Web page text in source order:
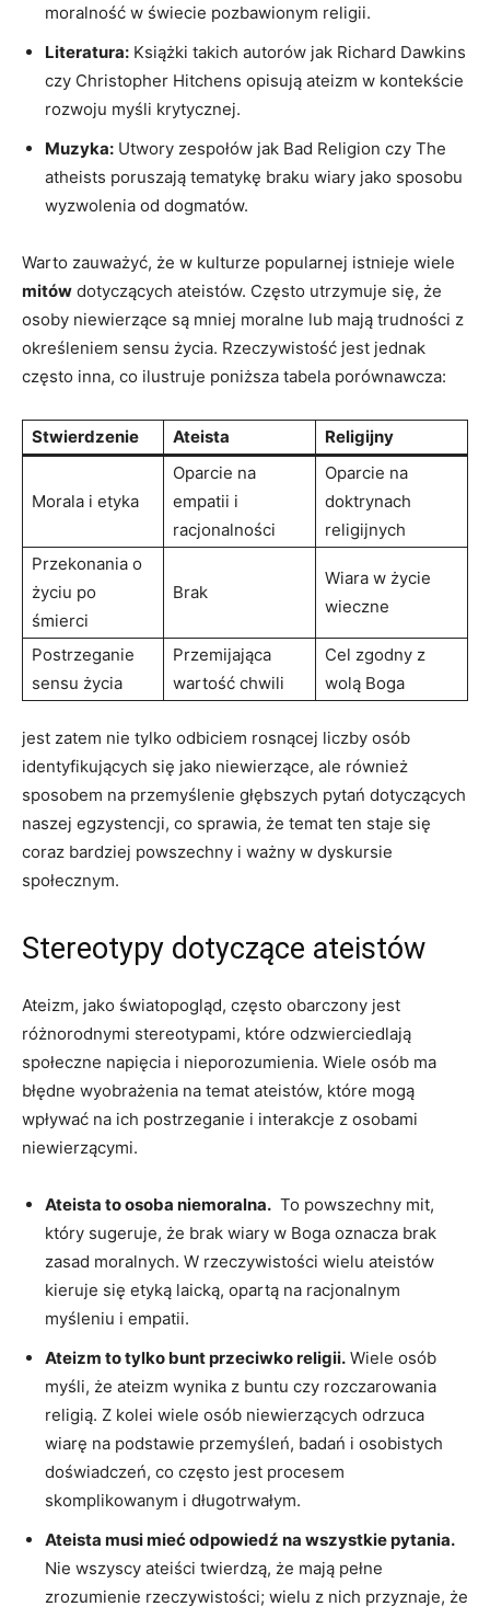
moralność w ⁢świecie pozbawionym religii.
Literatura: ​Książki takich autorów jak Richard Dawkins
czy Christopher Hitchens opisują⁣ ateizm w kontekście
rozwoju​ myśli⁢ krytycznej.
Muzyka: Utwory zespołów jak Bad Religion czy The
atheists poruszają tematykę braku wiary jako sposobu
wyzwolenia od dogmatów.
Warto zauważyć, że w kulturze popularnej istnieje wiele
mitów dotyczących ateistów. ​Często utrzymuje się, że
osoby niewierzące są mniej moralne lub mają⁢ trudności z
określeniem sensu‌ życia. Rzeczywistość jest jednak
często inna, co ilustruje poniższa tabela porównawcza:
Stwierdzenie Ateista Religijny
Morala i etyka
Oparcie na
empatii i
racjonalności
Oparcie na
doktrynach
religijnych
Przekonania o
życiu ‌po
śmierci
Brak
Wiara w życie
wieczne
Postrzeganie
sensu życia
Przemijająca
wartość chwili
Cel zgodny z
wolą Boga
jest zatem nie tylko odbiciem rosnącej liczby osób
identyfikujących się jako niewierzące, ale również
sposobem na przemyślenie głębszych pytań dotyczących
naszej egzystencji, co sprawia, że temat ten staje się
coraz bardziej powszechny i ważny w dyskursie⁤
społecznym.
Stereotypy dotyczące ateistów
Ateizm, jako światopogląd, często obarczony⁤ jest
różnorodnymi stereotypami, które odzwierciedlają
społeczne napięcia i nieporozumienia. Wiele osób ‍ma
błędne wyobrażenia na temat ateistów, ​które mogą⁤
wpływać na ich postrzeganie i interakcje z osobami
niewierzącymi.
Ateista to osoba niemoralna. ⁣ To ⁣powszechny mit,
który sugeruje, że ‍brak wiary w Boga oznacza brak
zasad moralnych. W rzeczywistości wielu ateistów
kieruje się etyką laicką, opartą na racjonalnym
myśleniu i⁤ empatii.
Ateizm to tylko bunt przeciwko religii. Wiele osób
myśli, że ateizm wynika z buntu czy rozczarowania
religią. Z kolei wiele osób niewierzących odrzuca
wiarę⁢ na podstawie przemyśleń,‍ badań i osobistych
doświadczeń, co często jest procesem
skomplikowanym i długotrwałym.
Ateista musi mieć odpowiedź na wszystkie pytania.
Nie wszyscy ateiści twierdzą, że mają pełne
zrozumienie rzeczywistości; wielu z nich przyznaje, że